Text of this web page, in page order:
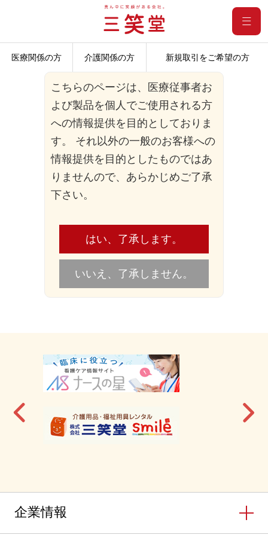
医療関係の方 介護関係の方 新規取引をご希望の方
こちらのページは、医療従事者お
よび製品を個人でご使用される方
への情報提供を目的としておりま
す。 それ以外の一般のお客様への
情報提供を目的としたものではあ
りませんので、あらかじめご了承
下さい。
はい、了承します。
いいえ、了承しません。
企業情報